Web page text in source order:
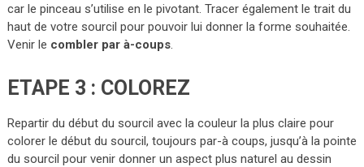
car le pinceau s’utilise en le pivotant. Tracer également le trait du
haut de votre sourcil pour pouvoir lui donner la forme souhaitée.
Venir le combler par à-coups.
ETAPE 3 : COLOREZ
Repartir du début du sourcil avec la couleur la plus claire pour
colorer le début du sourcil, toujours par-à coups, jusqu’à la pointe
du sourcil pour venir donner un aspect plus naturel au dessin